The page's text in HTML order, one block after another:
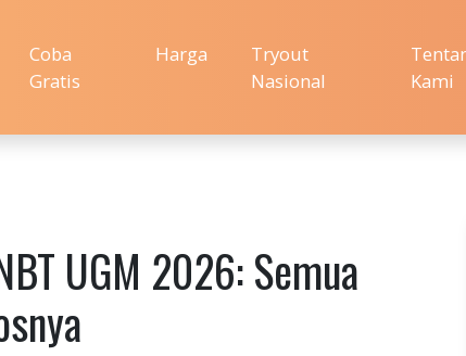
Coba
Gratis
Harga
Tryout
Nasional
Kami
UGM 2026: Semua